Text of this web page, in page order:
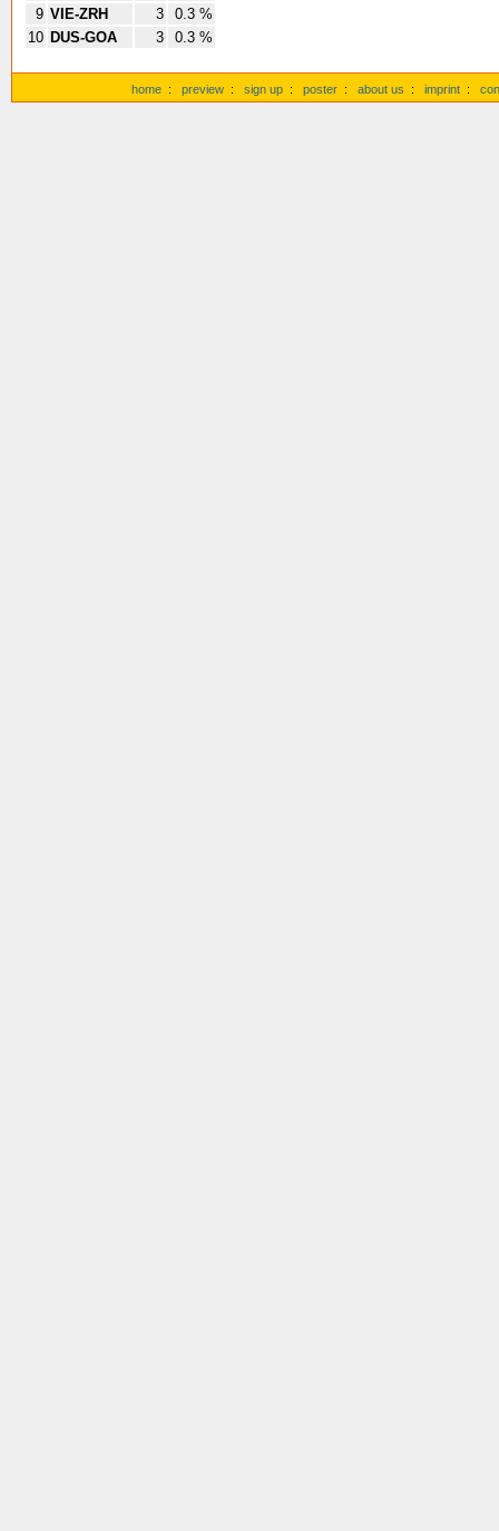
9 VIE-ZRH 3
0.3 %
10 DUS-GOA 3 0.3 %
home : preview : sign up : poster : about us : imprint :